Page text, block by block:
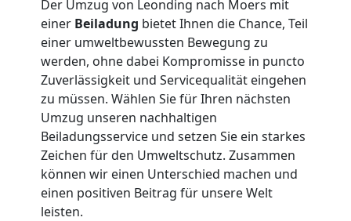
Der Umzug von Leonding nach Moers mit
einer Beiladung bietet Ihnen die Chance, Teil
einer umweltbewussten Bewegung zu
werden, ohne dabei Kompromisse in puncto
Zuverlässigkeit und Servicequalität eingehen
zu müssen. Wählen Sie für Ihren nächsten
Umzug unseren nachhaltigen
Beiladungsservice und setzen Sie ein starkes
Zeichen für den Umweltschutz. Zusammen
können wir einen Unterschied machen und
einen positiven Beitrag für unsere Welt
leisten.
Fernumzug
Leonding
Firmenumzug
Leonding